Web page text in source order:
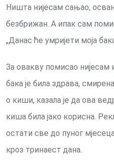
Ништа нијесам сањао,
безбрижан. А ипак сам
„Данас ће умријети моја
За овакву помисао нијесам
бака је била здрава,
о киши, казала је да ова
киша била јако корисна.
остати све до пуног
кроз тринаест дана.